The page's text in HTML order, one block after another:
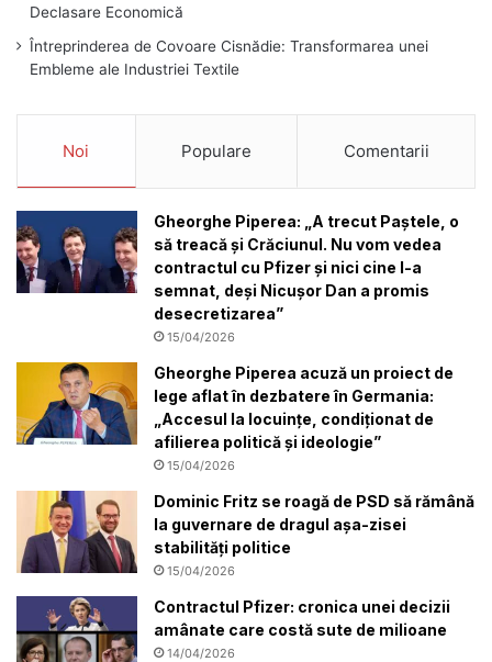
Declasare Economică
Întreprinderea de Covoare Cisnădie: Transformarea unei
Embleme ale Industriei Textile
Noi Populare Comentarii
Gheorghe Piperea: „A trecut Paștele, o
să treacă și Crăciunul. Nu vom vedea
contractul cu Pfizer și nici cine l-a
semnat, deși Nicușor Dan a promis
desecretizarea”
15/04/2026
Gheorghe Piperea acuză un proiect de
lege aflat în dezbatere în Germania:
„Accesul la locuințe, condiționat de
afilierea politică și ideologie”
15/04/2026
Dominic Fritz se roagă de PSD să rămână
la guvernare de dragul așa-zisei
stabilități politice
15/04/2026
Contractul Pfizer: cronica unei decizii
amânate care costă sute de milioane
14/04/2026